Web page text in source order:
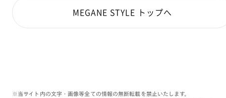
MEGANE STYLE トップへ
※当サイト内の文字・画像等全ての情報の無断転載を禁止いたします。